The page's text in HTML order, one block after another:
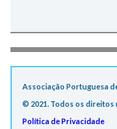
Associação Portuguesa
© 2021. Todos os direitos
Política de Privacidade